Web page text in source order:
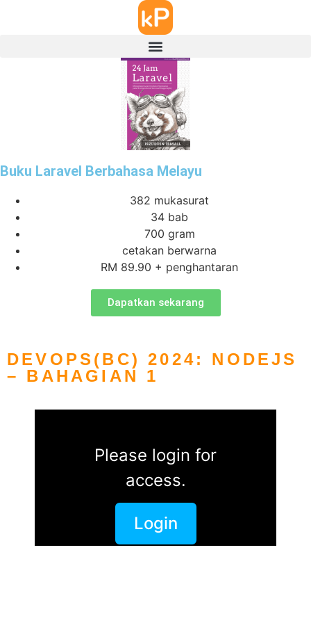
Buku Laravel Berbahasa Melayu
382 mukasurat
34 bab
700 gram
cetakan berwarna
RM 89.90 + penghantaran
Dapatkan sekarang
DEVOPS(BC) 2024: NODEJS
– BAHAGIAN 1
Please login for
access.
Login